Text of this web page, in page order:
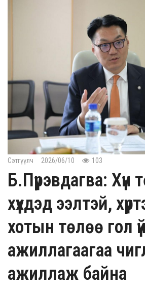
Сэтгүүлч 2026/06/10 103
Б.Пүрэвдагва: Хүн
хүүхдэд ээлтэй,
хотын төлөө гол
ажиллагаагаа
ажиллаж байна